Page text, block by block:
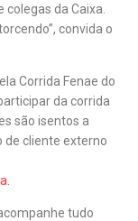
da Caixa.
convida o
Corrida Fenae do
da corrida
são isentos a
de cliente externo
tudo